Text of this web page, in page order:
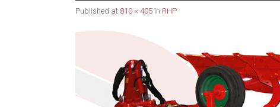
Published at 810 × 405 in RHP